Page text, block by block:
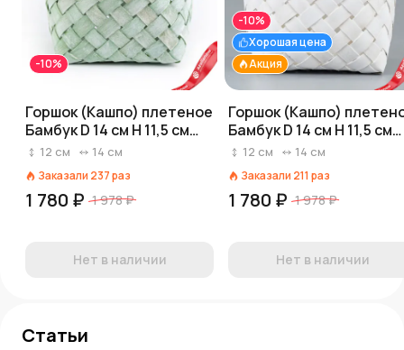
-10%
Горшок (Кашпо) плетеное
Бамбук D 14 см H 11,5 см
Зеленый
12 см 14 см
Заказали 237раз
1 780 ₽ 1 978 ₽
Нет в наличии
Акция
Хорошая цена
-10%
Горшок (Кашпо)
Бамбук D 14 см H 11,5 см
Белый
12 см 14 см
Заказали 211 раз
1 780 ₽ 1 978 ₽
Нет в наличии
Статьи